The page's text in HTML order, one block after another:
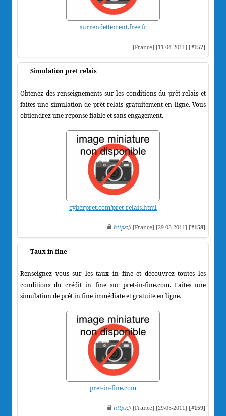
surrendettement.free.fr
[France] [11-04-2011] [#157]
Simulation pret relais
Obtenez des renseignements sur les conditions du prêt relais et
faites une simulation de prêt relais gratuitement en ligne. Vous
obtiendrez une réponse fiable et sans engagement.
cyberpret.com/pret-relais.html
https:// [France] [29-03-2011] [#158]
Taux in fine
Renseignez vous sur les taux in fine et découvrez toutes les
conditions du crédit in fine sur pret-in-fine.com. Faites une
simulation de prêt in fine immédiate et gratuite en ligne.
pret-in-fine.com
https:// [France] [29-03-2011] [#159]